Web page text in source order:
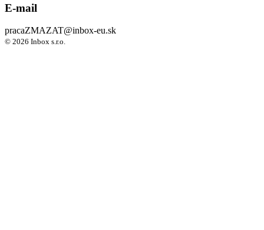
E-mail
pracaZMAZAT@inbox-eu.sk
© 2026 Inbox s.r.o.